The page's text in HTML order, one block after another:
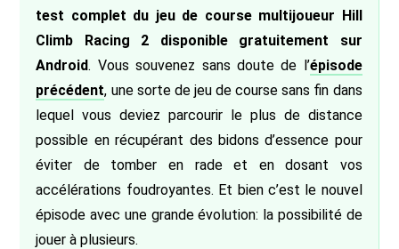
test complet du jeu de course multijoueur Hill
Climb Racing 2 disponible gratuitement sur
Android. Vous souvenez sans doute de l’épisode
précédent, une sorte de jeu de course sans fin dans
lequel vous deviez parcourir le plus de distance
possible en récupérant des bidons d’essence pour
éviter de tomber en rade et en dosant vos
accélérations foudroyantes. Et bien c’est le nouvel
épisode avec une grande évolution: la possibilité de
jouer à plusieurs.